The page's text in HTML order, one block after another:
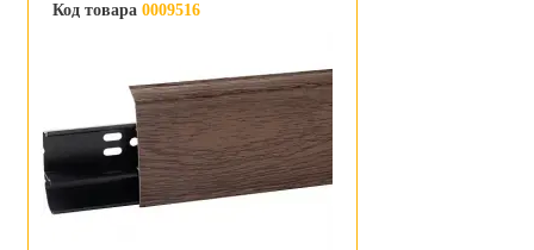
Код товара0009516